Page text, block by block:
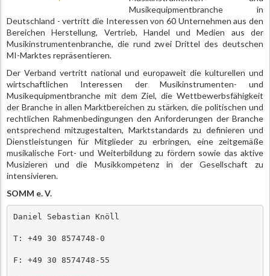
Musikequipmentbranche in
Deutschland - vertritt die Interessen von 60 Unternehmen aus den
Bereichen Herstellung, Vertrieb, Handel und Medien aus der
Musikinstrumentenbranche, die rund zwei Drittel des deutschen
MI-Marktes repräsentieren.
Der Verband vertritt national und europaweit die kulturellen und
wirtschaftlichen Interessen der Musikinstrumenten- und
Musikequipmentbranche mit dem Ziel, die Wettbewerbsfähigkeit
der Branche in allen Marktbereichen zu stärken, die politischen und
rechtlichen Rahmenbedingungen den Anforderungen der Branche
entsprechend mitzugestalten, Marktstandards zu definieren und
Dienstleistungen für Mitglieder zu erbringen, eine zeitgemäße
musikalische Fort- und Weiterbildung zu fördern sowie das aktive
Musizieren und die Musikkompetenz in der Gesellschaft zu
intensivieren.
SOMM e. V.
Daniel Sebastian Knöll
T: +49 30 8574748-0
F: +49 30 8574748-55